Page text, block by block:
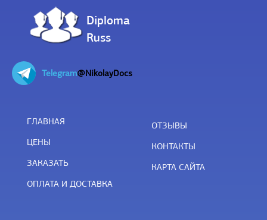
Diploma
Russ
Telegram@NikolayDocs
ГЛАВНАЯ
ЦЕНЫ
ЗАКАЗАТЬ
ОПЛАТА И ДОСТАВКА
ОТЗЫВЫ
КОНТАКТЫ
КАРТА САЙТА